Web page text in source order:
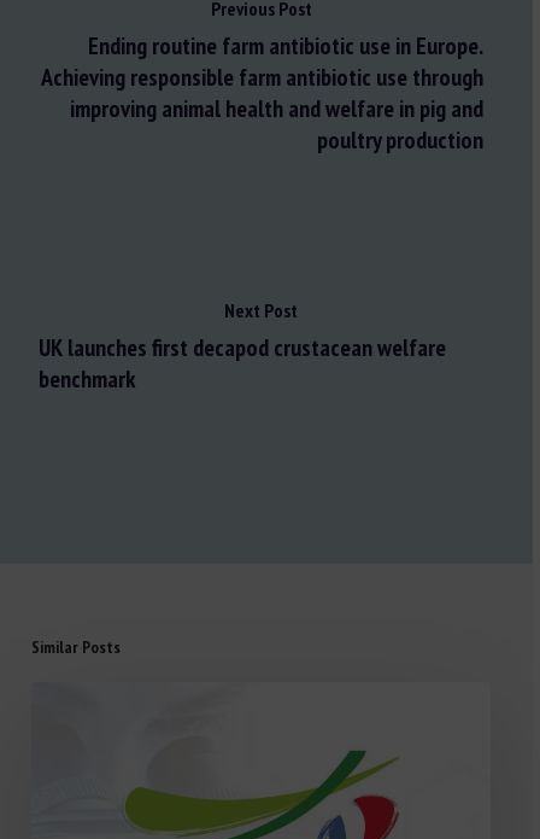
Previous Post
Ending routine farm antibiotic use in Europe.
Achieving responsible farm antibiotic use through
improving animal health and welfare in pig and
poultry production
Next Post
UK launches first decapod crustacean welfare
benchmark
Similar Posts